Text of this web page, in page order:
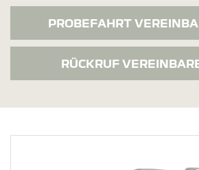
PROBEFAHRT
RÜCKRUF